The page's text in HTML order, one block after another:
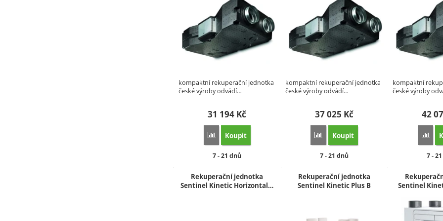
kompaktní rekuperační jednotka
české výroby odvádí…
31 194 Kč
Přidat 'Rekuperace Venus Comfort, AC motor, předehřev, filtr M5/G4, 150-500
Koupit
Dostupnost:
7 - 21 dnů
kompaktní rekuperační jednotka
české výroby odvádí…
37 025 Kč
Přidat 'Rekuperace Venus Comfort, EC
Koupit
Dostupnost:
7 - 21 dnů
kompaktní
české výroby
42
7 -
Rekuperační jednotka
Sentinel Kinetic Horizontal…
Rekuperační jednotka
Sentinel Kinetic Plus B
Sentinel